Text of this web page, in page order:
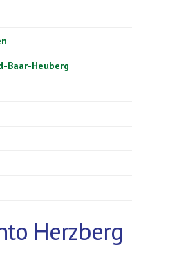
Baar-Heuberg
Herzberg